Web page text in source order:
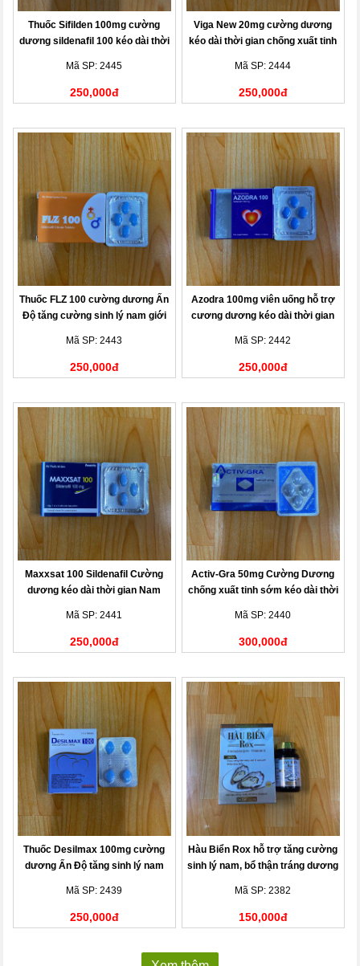
Thuốc Sifilden 100mg cường
dương sildenafil 100 kéo dài thời
Mã SP: 2445
250,000đ
Viga New 20mg cường dương
kéo dài thời gian chống xuất tinh
Mã SP: 2444
250,000đ
Thuốc FLZ 100 cường dương Ấn
Độ tăng cường sinh lý nam giới
Mã SP: 2443
250,000đ
Azodra 100mg viên uống hỗ trợ
cương dương kéo dài thời gian
Mã SP: 2442
250,000đ
Maxxsat 100 Sildenafil Cường
dương kéo dài thời gian Nam
Mã SP: 2441
250,000đ
Activ-Gra 50mg Cường Dương
chống xuất tinh sớm kéo dài thời
Mã SP: 2440
300,000đ
Thuốc Desilmax 100mg cường
dương Ấn Độ tăng sinh lý nam
Mã SP: 2439
250,000đ
Hàu Biển Rox hỗ trợ tăng cường
sinh lý nam, bổ thận tráng dương
Mã SP: 2382
150,000đ